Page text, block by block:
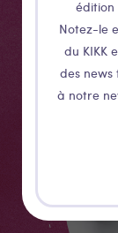
édition
Notez-le
du KIKK
des news
à notre